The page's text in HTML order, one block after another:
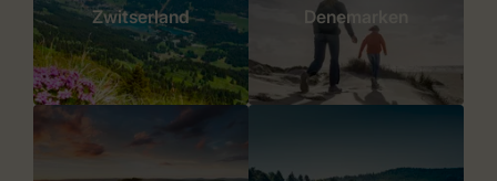
Zwitserland Denemarken